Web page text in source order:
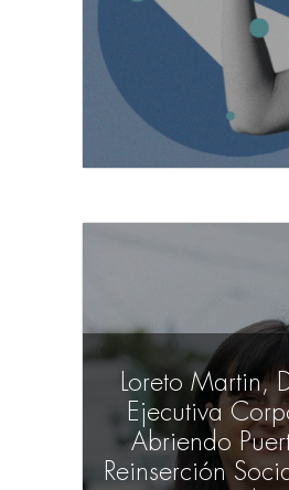
Loreto Martin,
Ejecutiva
Abriendo
Reinserción